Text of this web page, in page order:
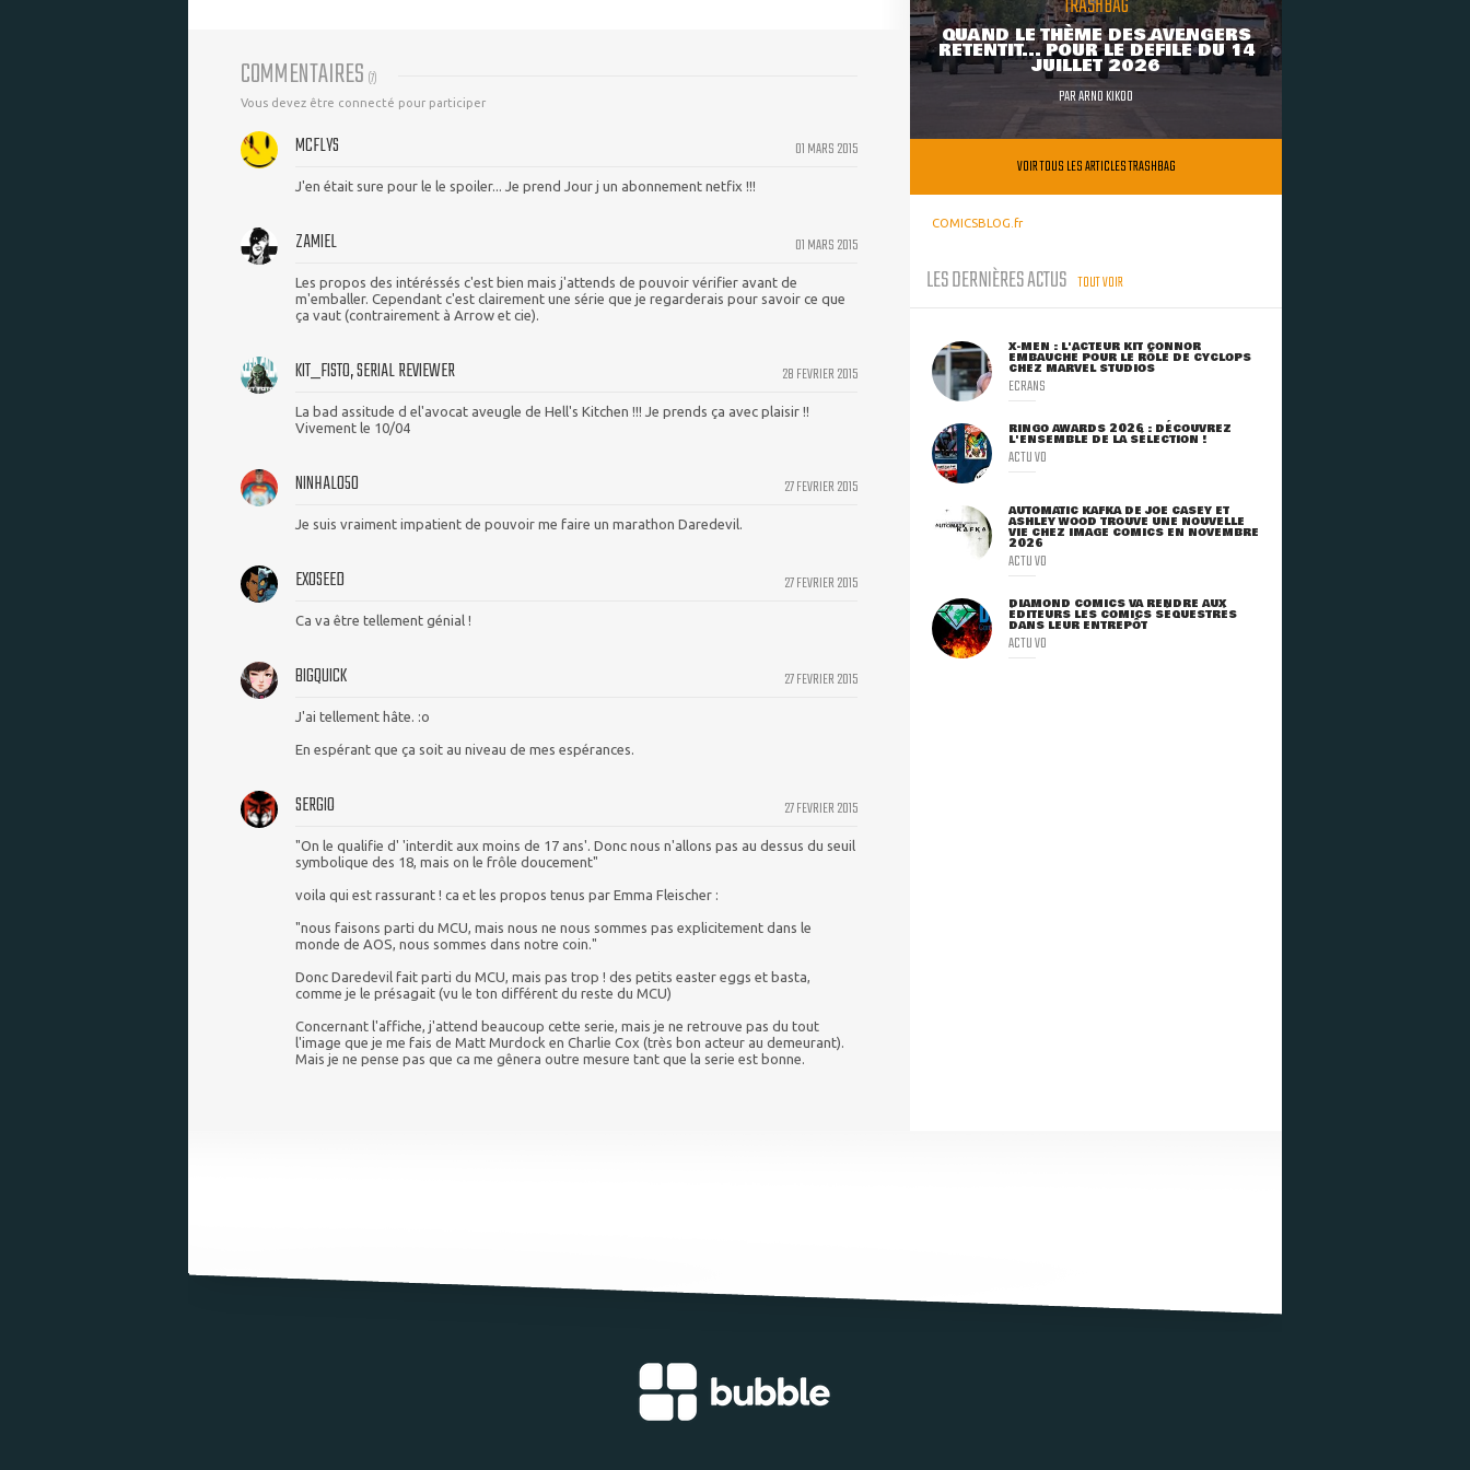
COMMENTAIRES (7)
Vous devez être connecté pour participer
01 MARS 2015
MCFLYS
J'en était sure pour le le spoiler... Je prend Jour j un abonnement netfix !!!
01 MARS 2015
ZAMIEL
Les propos des intéréssés c'est bien mais j'attends de pouvoir vérifier avant de
m'emballer. Cependant c'est clairement une série que je regarderais pour savoir ce que
ça vaut (contrairement à Arrow et cie).
28 FEVRIER 2015
KIT_FISTO, SERIAL REVIEWER
La bad assitude d el'avocat aveugle de Hell's Kitchen !!! Je prends ça avec plaisir !!
Vivement le 10/04
27 FEVRIER 2015
NINHALO50
Je suis vraiment impatient de pouvoir me faire un marathon Daredevil.
27 FEVRIER 2015
EXOSEED
Ca va être tellement génial !
27 FEVRIER 2015
BIGQUICK
J'ai tellement hâte. :o
En espérant que ça soit au niveau de mes espérances.
27 FEVRIER 2015
SERGIO
"On le qualifie d' 'interdit aux moins de 17 ans'. Donc nous n'allons pas au dessus du seuil
symbolique des 18, mais on le frôle doucement"
voila qui est rassurant ! ca et les propos tenus par Emma Fleischer :
"nous faisons parti du MCU, mais nous ne nous sommes pas explicitement dans le
monde de AOS, nous sommes dans notre coin."
Donc Daredevil fait parti du MCU, mais pas trop ! des petits easter eggs et basta,
comme je le présagait (vu le ton différent du reste du MCU)
Concernant l'affiche, j'attend beaucoup cette serie, mais je ne retrouve pas du tout
l'image que je me fais de Matt Murdock en Charlie Cox (très bon acteur au demeurant).
Mais je ne pense pas que ca me gênera outre mesure tant que la serie est bonne.
QUAND LE THÈME DES AVENGERS
RETENTIT... POUR LE DÉFILÉ DU 14
JUILLET 2026
PARARNO KIKOO
VOIR TOUS LES ARTICLES TRASHBAG
COMICSBLOG.fr
LES DERNIÈRES ACTUS TOUT VOIR
X-MEN : L'ACTEUR KIT CONNOR
EMBAUCHÉ POUR LE RÔLE DE CYCLOPS
CHEZ MARVEL STUDIOS
ECRANS
RINGO AWARDS 2026 : DÉCOUVREZ
L'ENSEMBLE DE LA SÉLECTION !
ACTU VO
AUTOMATIC KAFKA DE JOE CASEY ET
ASHLEY WOOD TROUVE UNE NOUVELLE
VIE CHEZ IMAGE COMICS EN NOVEMBRE
2026
ACTU VO
DIAMOND COMICS VA RENDRE AUX
ÉDITEURS LES COMICS SÉQUESTRÉS
DANS LEUR ENTREPÔT
ACTU VO